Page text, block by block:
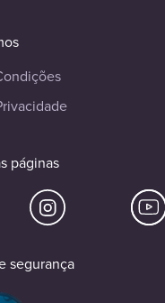
páginas
segurança